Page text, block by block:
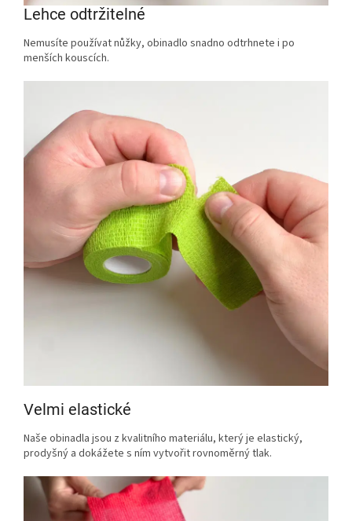
Lehce odtržitelné
Nemusíte používat nůžky, obinadlo snadno odtrhnete i po
menších kouscích.
Velmi elastické
Naše obinadla jsou z kvalitního materiálu, který je elastický,
prodyšný a dokážete s ním vytvořit rovnoměrný tlak.